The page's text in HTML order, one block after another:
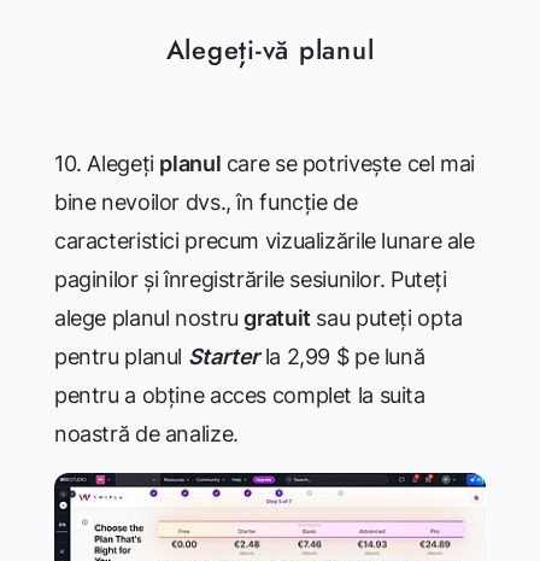
Alegeți-vă planul
10. Alegeți planul care se potrivește cel mai
bine nevoilor dvs., în funcție de
caracteristici precum vizualizările lunare ale
paginilor și înregistrările sesiunilor. Puteți
alege planul nostrugratuit sau puteți opta
pentru planul Starterla 2,99 $ pe lună
pentru a obține acces complet la suita
noastră de analize.